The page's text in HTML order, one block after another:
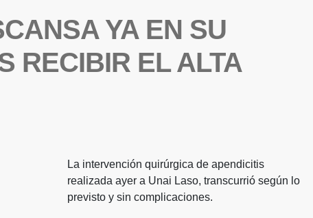
YA EN SU
RECIBIR EL ALTA
La intervención quirúrgica de apendicitis
realizada ayer a Unai Laso, transcurrió según lo
previsto y sin complicaciones.